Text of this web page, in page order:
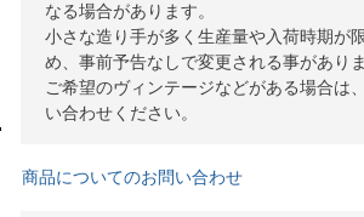
なる場合があります。
小さな造り手が多く生産量や入荷時期が
め、事前予告なしで変更される事がありま
ご希望のヴィンテージなどがある場合は
い合わせください。
商品についてのお問い合わせ